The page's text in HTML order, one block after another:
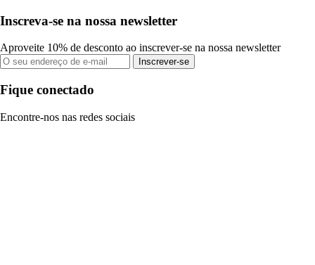
Inscreva-se na nossa newsletter
Aproveite 10% de desconto ao inscrever-se na nossa newsletter
Inscrever-se
Fique conectado
Encontre-nos nas redes sociais